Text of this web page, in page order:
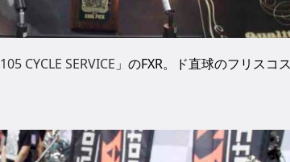
105 CYCLE SERVICE 」のFXR。ド直球のフリスコ